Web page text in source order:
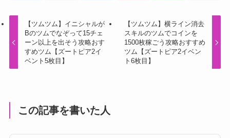
【ツムツム】イニシャルが
Bのツムでなぞって15チェ
ーン以上を出そう攻略おす
すめツム【ズートピア2イ
ベント5枚目】
【ツムツム】横ライン消去
スキルのツムでコインを
1500枚稼ごう攻略おすすめ
ツム【ズートピア2イベン
ト6枚目】
この記事を書いた人